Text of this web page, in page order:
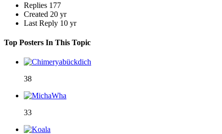
Replies 177
Created 20 yr
Last Reply 10 yr
Top Posters In This Topic
38
33